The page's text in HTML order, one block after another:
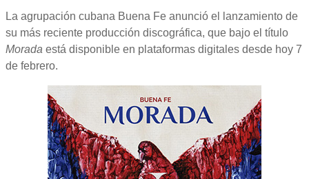
La agrupación cubana Buena Fe anunció el lanzamiento de
su más reciente producción discográfica, que bajo el título
Morada está disponible en plataformas digitales desde hoy 7
de febrero.